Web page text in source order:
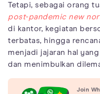
Tetapi, sebagai orang
post-pandemic new
di kantor, kegiatan
terbatas, hingga
menjadi jajaran hal
dan menimbulkan
Join